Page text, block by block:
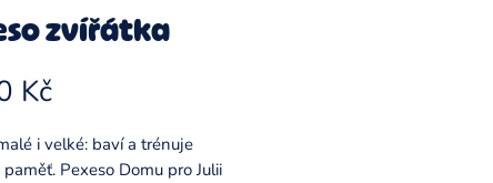
zvířátka
KčCena
i velké: baví a trénuje
Pexeso Domu pro Julii